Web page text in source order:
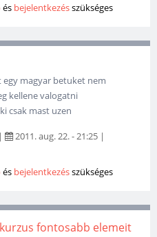
és bejelentkezésszükséges
magyar betuket nem
kellene valogatni
csak mast uzen
| 2011. aug. 22. - 21:25 |
és bejelentkezésszükséges
fontosabb elemeit